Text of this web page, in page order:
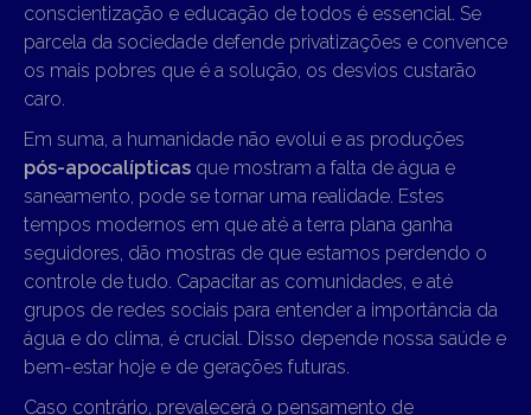
conscientização e educação de todos é essencial. Se
parcela da sociedade defende privatizações e convence
os mais pobres que é a solução, os desvios custarão
caro.
Em suma, a humanidade não evolui e as produções
pós-apocalípticas que mostram a falta de água e
saneamento, pode se tornar uma realidade. Estes
tempos modernos em que até a terra plana ganha
seguidores, dão mostras de que estamos perdendo o
controle de tudo. Capacitar as comunidades, e até
grupos de redes sociais para entender a importância da
água e do clima, é crucial. Disso depende nossa saúde e
bem-estar hoje e de gerações futuras.
Caso contrário, prevalecerá o pensamento de